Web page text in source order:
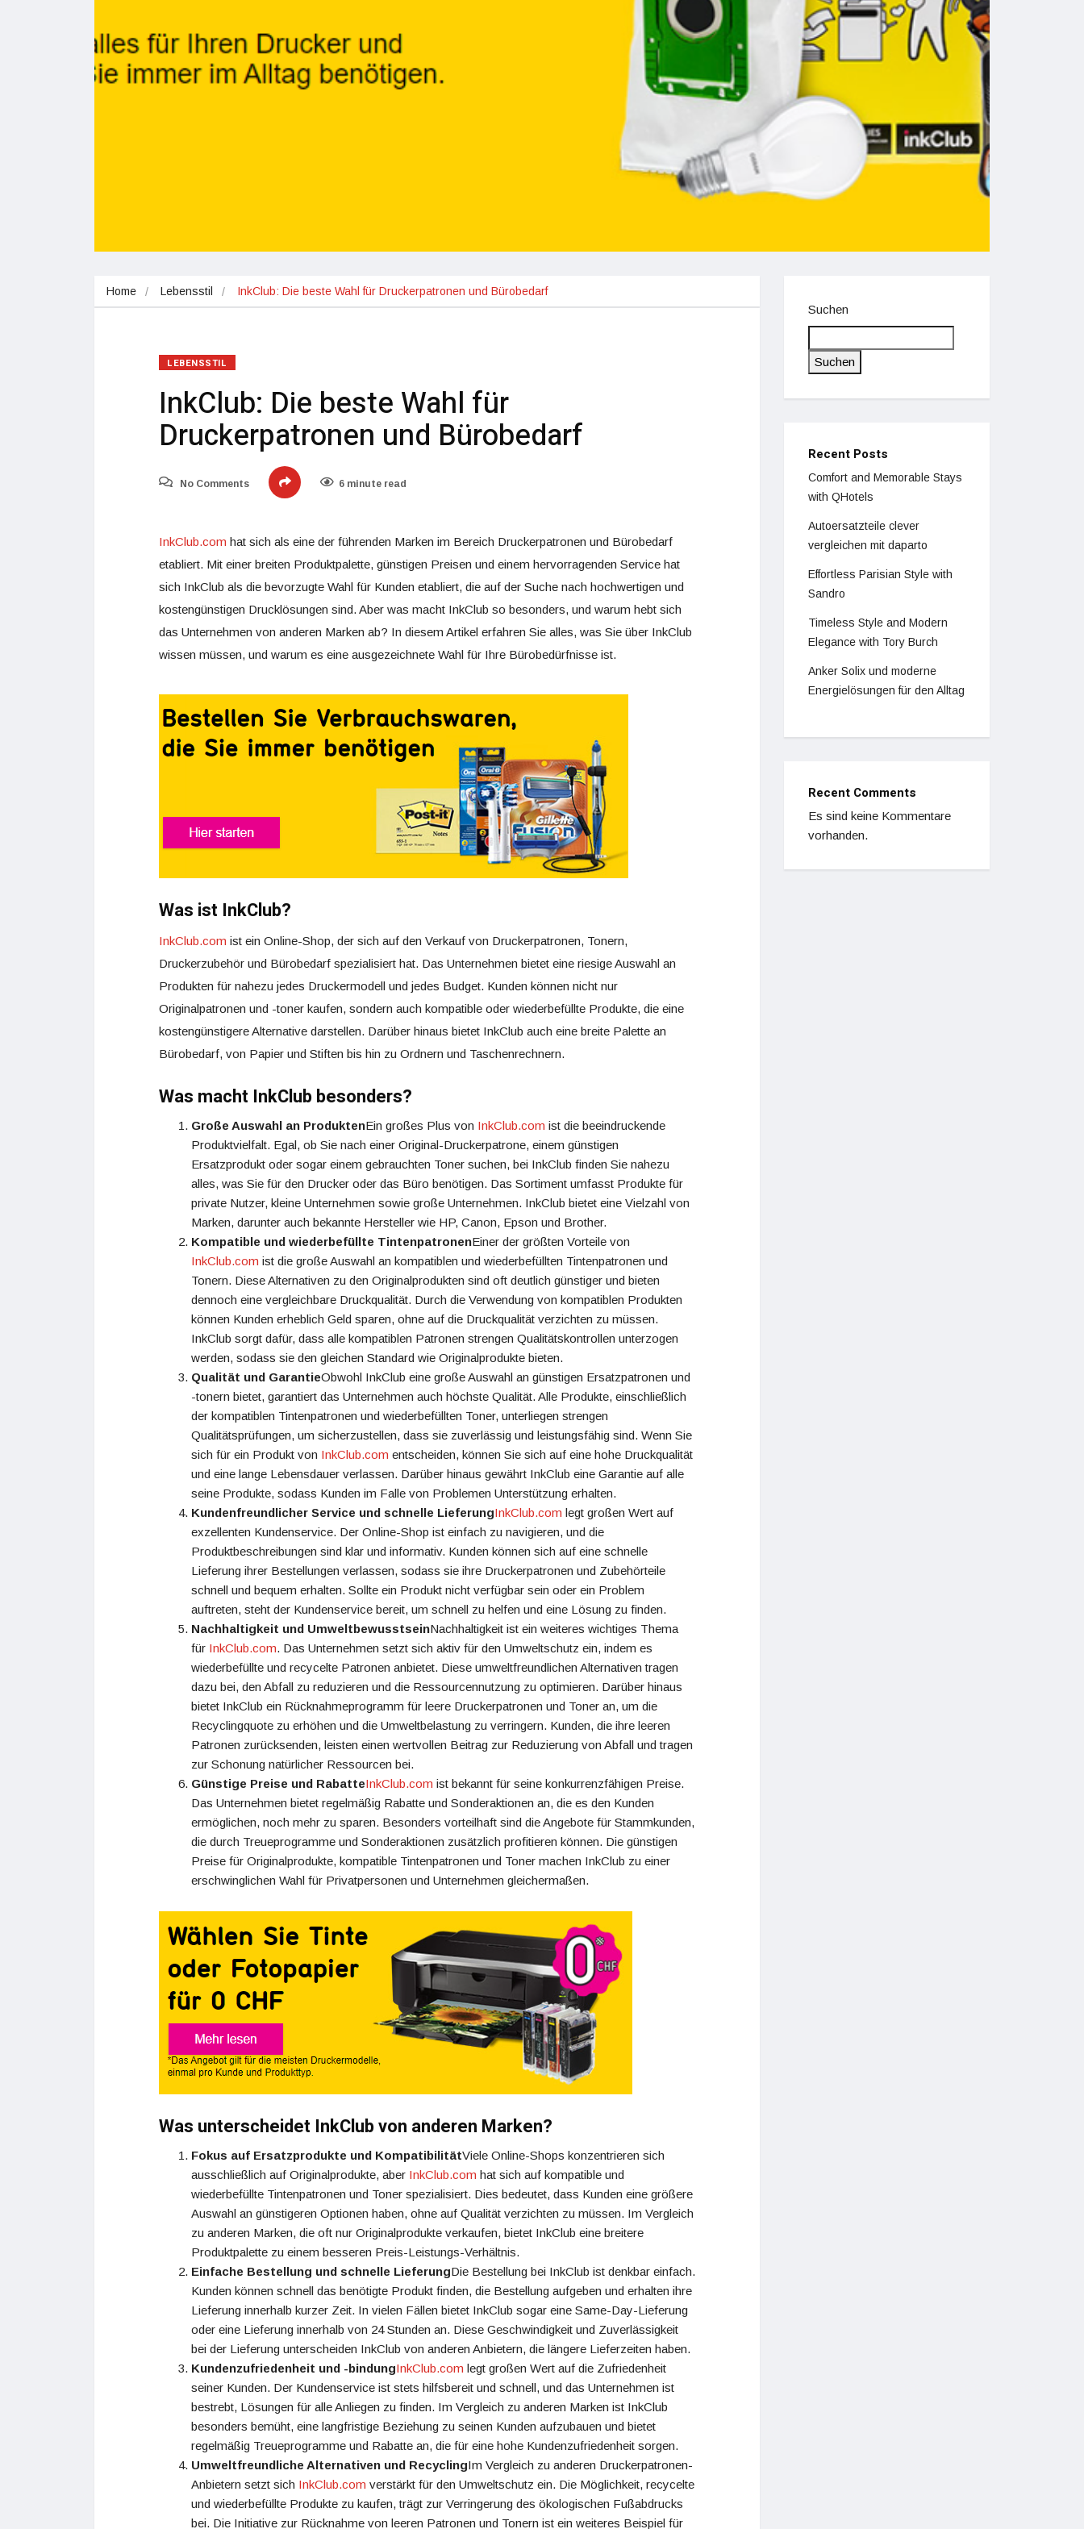
Home Lebensstil InkClub: Die beste Wahl für Druckerpatronen und Bürobedarf
LEBENSSTIL
InkClub: Die beste Wahl für
Druckerpatronen und Bürobedarf
No Comments 6 minute read
InkClub.com hat sich als eine der führenden Marken im Bereich Druckerpatronen und Bürobedarf
etabliert. Mit einer breiten Produktpalette, günstigen Preisen und einem hervorragenden Service hat
sich InkClub als die bevorzugte Wahl für Kunden etabliert, die auf der Suche nach hochwertigen und
kostengünstigen Drucklösungen sind. Aber was macht InkClub so besonders, und warum hebt sich
das Unternehmen von anderen Marken ab? In diesem Artikel erfahren Sie alles, was Sie über InkClub
wissen müssen, und warum es eine ausgezeichnete Wahl für Ihre Bürobedürfnisse ist.
Was ist InkClub?
InkClub.com ist ein Online-Shop, der sich auf den Verkauf von Druckerpatronen, Tonern,
Druckerzubehör und Bürobedarf spezialisiert hat. Das Unternehmen bietet eine riesige Auswahl an
Produkten für nahezu jedes Druckermodell und jedes Budget. Kunden können nicht nur
Originalpatronen und -toner kaufen, sondern auch kompatible oder wiederbefüllte Produkte, die eine
kostengünstigere Alternative darstellen. Darüber hinaus bietet InkClub auch eine breite Palette an
Bürobedarf, von Papier und Stiften bis hin zu Ordnern und Taschenrechnern.
Was macht InkClub besonders?
Große Auswahl an ProduktenEin großes Plus von InkClub.com ist die beeindruckende
Produktvielfalt. Egal, ob Sie nach einer Original-Druckerpatrone, einem günstigen
Ersatzprodukt oder sogar einem gebrauchten Toner suchen, bei InkClub finden Sie nahezu
alles, was Sie für den Drucker oder das Büro benötigen. Das Sortiment umfasst Produkte für
private Nutzer, kleine Unternehmen sowie große Unternehmen. InkClub bietet eine Vielzahl von
Marken, darunter auch bekannte Hersteller wie HP, Canon, Epson und Brother.
Kompatible und wiederbefüllte TintenpatronenEiner der größten Vorteile von
InkClub.com ist die große Auswahl an kompatiblen und wiederbefüllten Tintenpatronen und
Tonern. Diese Alternativen zu den Originalprodukten sind oft deutlich günstiger und bieten
dennoch eine vergleichbare Druckqualität. Durch die Verwendung von kompatiblen Produkten
können Kunden erheblich Geld sparen, ohne auf die Druckqualität verzichten zu müssen.
InkClub sorgt dafür, dass alle kompatiblen Patronen strengen Qualitätskontrollen unterzogen
werden, sodass sie den gleichen Standard wie Originalprodukte bieten.
Qualität und GarantieObwohl InkClub eine große Auswahl an günstigen Ersatzpatronen und
-tonern bietet, garantiert das Unternehmen auch höchste Qualität. Alle Produkte, einschließlich
der kompatiblen Tintenpatronen und wiederbefüllten Toner, unterliegen strengen
Qualitätsprüfungen, um sicherzustellen, dass sie zuverlässig und leistungsfähig sind. Wenn Sie
sich für ein Produkt von InkClub.com entscheiden, können Sie sich auf eine hohe Druckqualität
und eine lange Lebensdauer verlassen. Darüber hinaus gewährt InkClub eine Garantie auf alle
seine Produkte, sodass Kunden im Falle von Problemen Unterstützung erhalten.
Kundenfreundlicher Service und schnelle LieferungInkClub.com legt großen Wert auf
exzellenten Kundenservice. Der Online-Shop ist einfach zu navigieren, und die
Produktbeschreibungen sind klar und informativ. Kunden können sich auf eine schnelle
Lieferung ihrer Bestellungen verlassen, sodass sie ihre Druckerpatronen und Zubehörteile
schnell und bequem erhalten. Sollte ein Produkt nicht verfügbar sein oder ein Problem
auftreten, steht der Kundenservice bereit, um schnell zu helfen und eine Lösung zu finden.
Nachhaltigkeit und UmweltbewusstseinNachhaltigkeit ist ein weiteres wichtiges Thema
für InkClub.com. Das Unternehmen setzt sich aktiv für den Umweltschutz ein, indem es
wiederbefüllte und recycelte Patronen anbietet. Diese umweltfreundlichen Alternativen tragen
dazu bei, den Abfall zu reduzieren und die Ressourcennutzung zu optimieren. Darüber hinaus
bietet InkClub ein Rücknahmeprogramm für leere Druckerpatronen und Toner an, um die
Recyclingquote zu erhöhen und die Umweltbelastung zu verringern. Kunden, die ihre leeren
Patronen zurücksenden, leisten einen wertvollen Beitrag zur Reduzierung von Abfall und tragen
zur Schonung natürlicher Ressourcen bei.
Günstige Preise und RabatteInkClub.com ist bekannt für seine konkurrenzfähigen Preise.
Das Unternehmen bietet regelmäßig Rabatte und Sonderaktionen an, die es den Kunden
ermöglichen, noch mehr zu sparen. Besonders vorteilhaft sind die Angebote für Stammkunden,
die durch Treueprogramme und Sonderaktionen zusätzlich profitieren können. Die günstigen
Preise für Originalprodukte, kompatible Tintenpatronen und Toner machen InkClub zu einer
erschwinglichen Wahl für Privatpersonen und Unternehmen gleichermaßen.
Was unterscheidet InkClub von anderen Marken?
Fokus auf Ersatzprodukte und KompatibilitätViele Online-Shops konzentrieren sich
ausschließlich auf Originalprodukte, aber InkClub.com hat sich auf kompatible und
wiederbefüllte Tintenpatronen und Toner spezialisiert. Dies bedeutet, dass Kunden eine größere
Auswahl an günstigeren Optionen haben, ohne auf Qualität verzichten zu müssen. Im Vergleich
zu anderen Marken, die oft nur Originalprodukte verkaufen, bietet InkClub eine breitere
Produktpalette zu einem besseren Preis-Leistungs-Verhältnis.
Einfache Bestellung und schnelle LieferungDie Bestellung bei InkClub ist denkbar einfach.
Kunden können schnell das benötigte Produkt finden, die Bestellung aufgeben und erhalten ihre
Lieferung innerhalb kurzer Zeit. In vielen Fällen bietet InkClub sogar eine Same-Day-Lieferung
oder eine Lieferung innerhalb von 24 Stunden an. Diese Geschwindigkeit und Zuverlässigkeit
bei der Lieferung unterscheiden InkClub von anderen Anbietern, die längere Lieferzeiten haben.
Kundenzufriedenheit und -bindungInkClub.com legt großen Wert auf die Zufriedenheit
seiner Kunden. Der Kundenservice ist stets hilfsbereit und schnell, und das Unternehmen ist
bestrebt, Lösungen für alle Anliegen zu finden. Im Vergleich zu anderen Marken ist InkClub
besonders bemüht, eine langfristige Beziehung zu seinen Kunden aufzubauen und bietet
regelmäßig Treueprogramme und Rabatte an, die für eine hohe Kundenzufriedenheit sorgen.
Umweltfreundliche Alternativen und RecyclingIm Vergleich zu anderen Druckerpatronen-
Anbietern setzt sich InkClub.com verstärkt für den Umweltschutz ein. Die Möglichkeit, recycelte
und wiederbefüllte Produkte zu kaufen, trägt zur Verringerung des ökologischen Fußabdrucks
bei. Die Initiative zur Rücknahme von leeren Patronen und Tonern ist ein weiteres Beispiel für
Suchen
Suchen
Recent Posts
Comfort and Memorable Stays
with QHotels
Autoersatzteile clever
vergleichen mit daparto
Effortless Parisian Style with
Sandro
Timeless Style and Modern
Elegance with Tory Burch
Anker Solix und moderne
Energielösungen für den Alltag
Recent Comments
Es sind keine Kommentare
vorhanden.